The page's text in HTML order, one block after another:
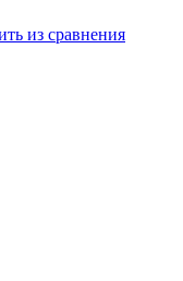
из сравнения